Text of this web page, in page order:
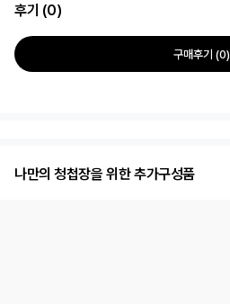
후기 (0)
구매후기 (0)
나만의 청첩장을 위한 추가구성품